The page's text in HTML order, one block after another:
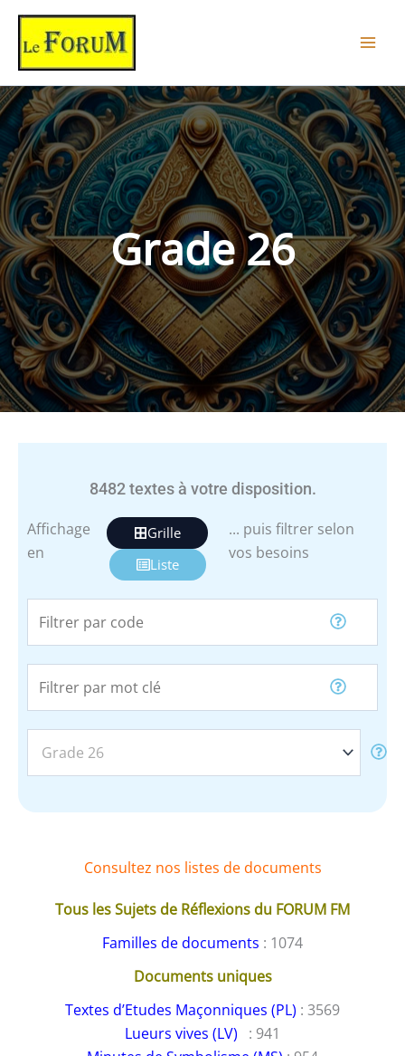
Aller
contenu
Grade 26
8482textes à votre disposition.
Affichage
en
Grille
Liste
... puis filtrer selon
vos besoins
Consultez nos listes de documents
Tous les Sujets de Réflexions du FORUM FM
Familles de documents : 1074
Documents uniques
Textes d’Etudes Maçonniques (PL) : 3569
Lueurs vives (LV) : 941